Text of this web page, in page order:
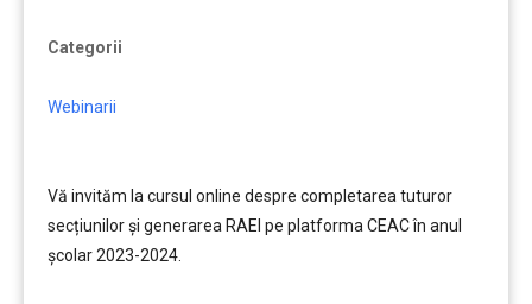
Categorii
Webinarii
Vă invităm la cursul online despre completarea tuturor
secțiunilor și generarea RAEI pe platforma CEAC în anul
școlar 2023-2024.